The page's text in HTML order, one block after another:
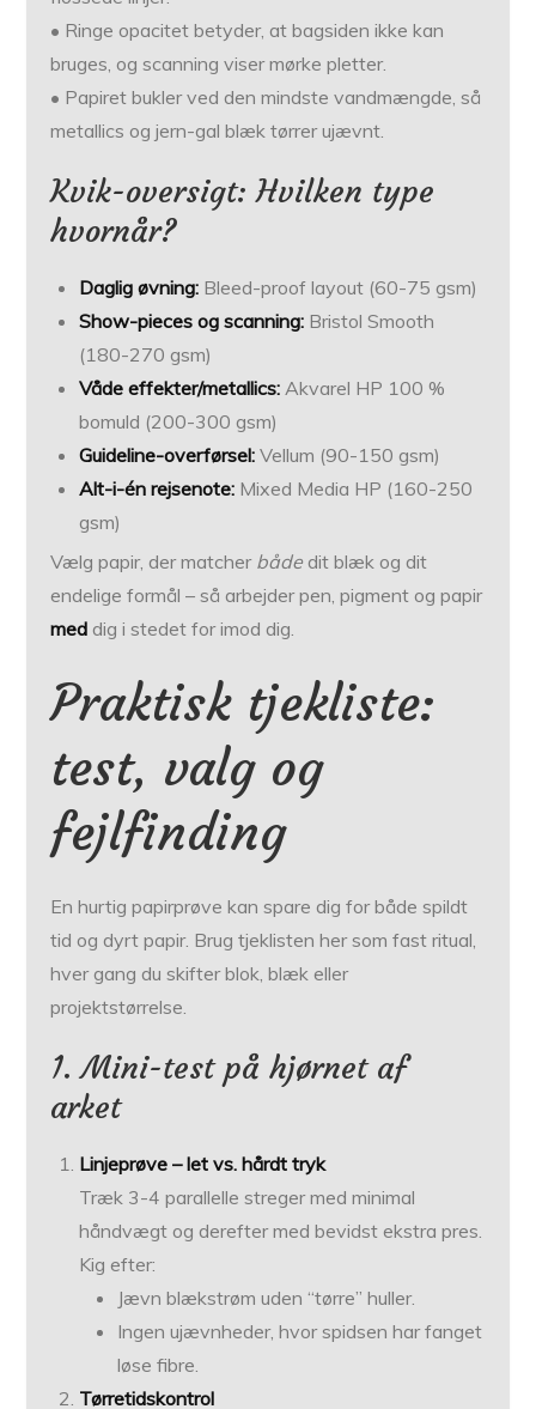
• Ringe opacitet betyder, at bagsiden ikke kan
bruges, og scanning viser mørke pletter.
• Papiret bukler ved den mindste vandmængde, så
metallics og jern-gal blæk tørrer ujævnt.
Kvik-oversigt: Hvilken type
hvornår?
Daglig øvning: Bleed-proof layout (60-75 gsm)
Show-pieces og scanning: Bristol Smooth
(180-270 gsm)
Våde effekter/metallics: Akvarel HP 100 %
bomuld (200-300 gsm)
Guideline-overførsel: Vellum (90-150 gsm)
Alt-i-én rejsenote: Mixed Media HP (160-250
gsm)
Vælg papir, der matcher bådedit blæk og dit
endelige formål – så arbejder pen, pigment og papir
med dig i stedet for imod dig.
Praktisk tjekliste:
test, valg og
fejlfinding
En hurtig papirprøve kan spare dig for både spildt
tid og dyrt papir. Brug tjeklisten her som fast ritual,
hver gang du skifter blok, blæk eller
projektstørrelse.
1. Mini-test på hjørnet af
arket
Linjeprøve – let vs. hårdt tryk
Træk 3-4 parallelle streger med minimal
håndvægt og derefter med bevidst ekstra pres.
Kig efter:
Jævn blækstrøm uden “tørre” huller.
Ingen ujævnheder, hvor spidsen har fanget
løse fibre.
Tørretidskontrol